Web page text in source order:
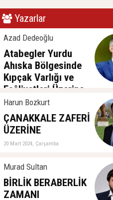
Yazarlar
Azad Dedeoğlu
Atabegler Yurdu
Ahıska Bölgesinde
Kıpçak Varlığı ve
Faâliyetleri Üzerine
Kısa Bir
Değerlendirme
04 Şubat 2026, Çarşamba
Harun Bozkurt
ÇANAKKALE ZAFERİ
ÜZERİNE
20 Mart 2024, Çarşamba
Murad Sultan
BİRLİK BERABERLİK
ZAMANI